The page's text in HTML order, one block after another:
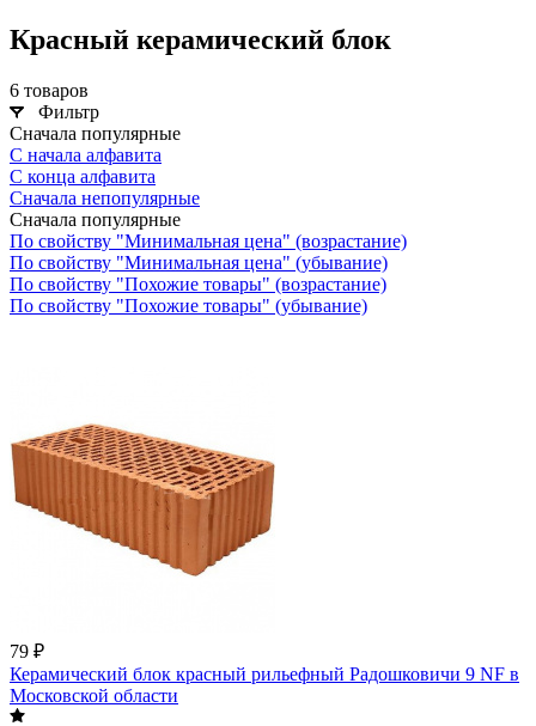
Красный керамический блок
6 товаров
Фильтр
Сначала популярные
С начала алфавита
С конца алфавита
Сначала непопулярные
Сначала популярные
По свойству "Минимальная цена" (возрастание)
По свойству "Минимальная цена" (убывание)
По свойству "Похожие товары" (возрастание)
По свойству "Похожие товары" (убывание)
79 ₽
Керамический блок красный рильефный Радошковичи 9 NF в
Московской области